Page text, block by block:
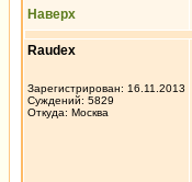
Наверх
Raudex
Зарегистрирован: 16.11.2013
Суждений: 5829
Откуда: Москва